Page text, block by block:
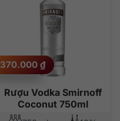
Rượu Vodka Smirnoff
Coconut 750ml
370.000 ₫